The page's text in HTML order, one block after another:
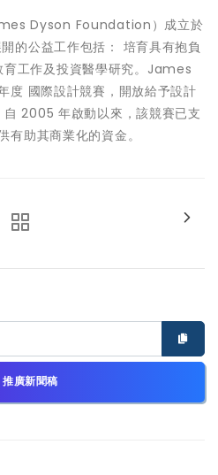
Dyson Foundation）成立於
的公益工作包括： 培育具有抱負
育工作及投資醫學研究。James
度 國際設計競賽，開放給予設計
2005 年啟動以來，該競賽已支
助其商業化的資金。
推廣新聞稿